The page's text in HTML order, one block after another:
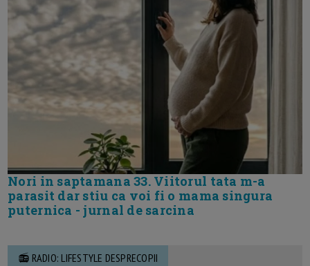
Nori in saptamana 33. Viitorul tata m-a
parasit dar stiu ca voi fi o mama singura
puternica - jurnal de sarcina
📻 RADIO: LIFESTYLE DESPRECOPII